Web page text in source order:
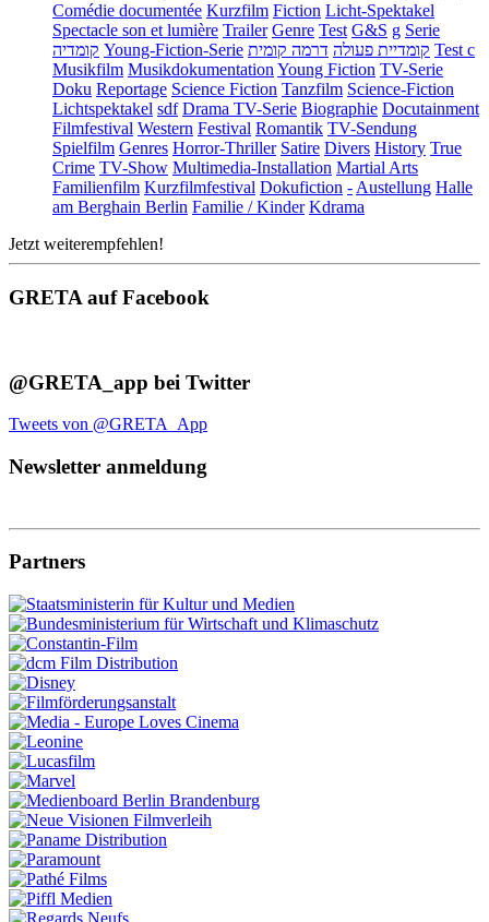
Comédie documentée Kurzfilm Fiction Licht-Spektakel
Spectacle son et lumière Trailer Genre Test G&S g Serie
קומדיה Young-Fiction-Serie קומדיית פעולה דרמה קומית
Test c
Musikfilm MusikdokumentationYoung Fiction TV-Serie
Doku Reportage Science Fiction Tanzfilm Science-Fiction
Lichtspektakel sdf Drama TV-Serie Biographie Docutainment
Filmfestival Western Festival Romantik TV-Sendung
Spielfilm Genres Horror-Thriller Satire Divers History True
Crime TV-Show Multimedia-Installation Martial Arts
Familienfilm Kurzfilmfestival Dokufiction -Austellung Halle
am Berghain Berlin Familie / Kinder Kdrama
Jetzt weiterempfehlen!
GRETA auf Facebook
@GRETA_app bei Twitter
Tweets von @GRETA_App
Newsletter anmeldung
Partners